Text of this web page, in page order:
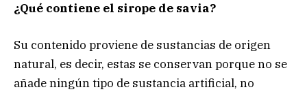
¿Qué contiene el sirope de savia?
Su contenido proviene de sustancias de origen
natural, es decir, estas se conservan porque no se
añade ningún tipo de sustancia artificial, no